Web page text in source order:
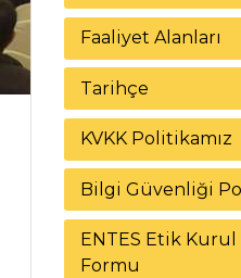
Faaliyet Alanları
Tarihçe
KVKK Politikamız
Bilgi Güvenliği
ENTES Etik
Formu